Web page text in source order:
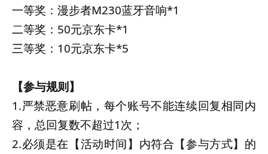
一等奖：漫步者M230蓝牙音响*1
二等奖：50元京东卡*1
三等奖：10元京东卡*5
【参与规则】
1.严禁恶意刷帖，每个账号不能连续回复相同内
容，总回复数不超过1次；
2.必须是在【活动时间】内符合【参与方式】的